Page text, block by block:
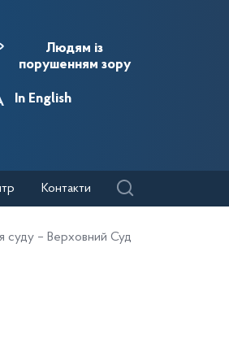
Людям із
порушенням зору
In English
Контакти
суду – Верховний Суд